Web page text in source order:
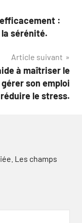
:
sérénité.
Article suivant
à maîtriser le
son emploi
le stress.
Les champs